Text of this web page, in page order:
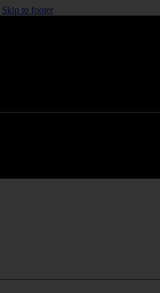
Skip to footer